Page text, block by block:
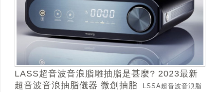
LASS超音波音浪脂雕抽脂是甚麼? 2023最新
超音波音浪抽脂儀器 微創抽脂
LSSA超音波音浪脂